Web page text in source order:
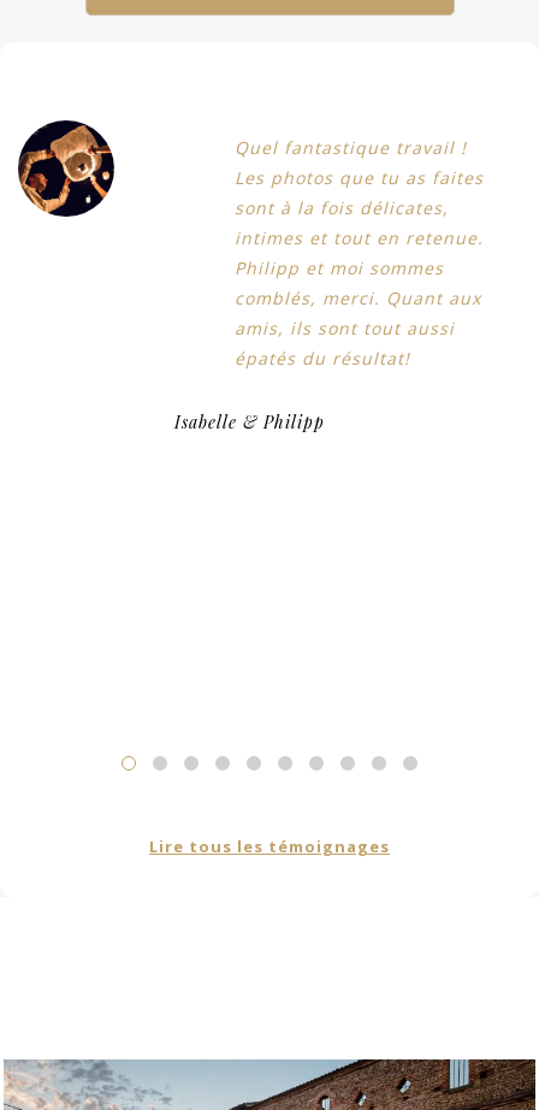
Quel fantastique travail !
Les photos que tu as faites
sont à la fois délicates,
intimes et tout en retenue.
Philipp et moi sommes
comblés, merci. Quant aux
amis, ils sont tout aussi
épatés du résultat!
Isabelle & Philipp
Lire tous les témoignages